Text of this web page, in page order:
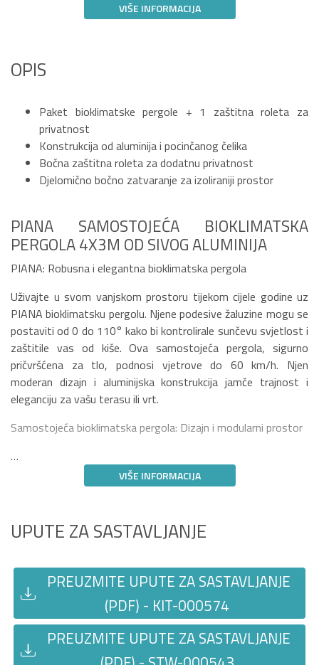
VIŠE INFORMACIJA
OPIS
Paket bioklimatske pergole + 1 zaštitna roleta za
privatnost
Konstrukcija od aluminija i pocinčanog čelika
Bočna zaštitna roleta za dodatnu privatnost
Djelomično bočno zatvaranje za izoliraniji prostor
PIANA SAMOSTOJEĆA BIOKLIMATSKA
PERGOLA 4X3M OD SIVOG ALUMINIJA
PIANA: Robusna i elegantna bioklimatska pergola
Uživajte u svom vanjskom prostoru tijekom cijele godine uz
PIANA bioklimatsku pergolu. Njene podesive žaluzine mogu se
postaviti od 0 do 110° kako bi kontrolirale sunčevu svjetlost i
zaštitile vas od kiše. Ova samostojeća pergola, sigurno
pričvršćena za tlo, podnosi vjetrove do 60 km/h. Njen
moderan dizajn i aluminijska konstrukcija jamče trajnost i
eleganciju za vašu terasu ili vrt.
Samostojeća bioklimatska pergola: Dizajn i modularni prostor
…
VIŠE INFORMACIJA
UPUTE ZA SASTAVLJANJE
PREUZMITE UPUTE ZA SASTAVLJANJE
(PDF) - KIT-000574
PREUZMITE UPUTE ZA SASTAVLJANJE